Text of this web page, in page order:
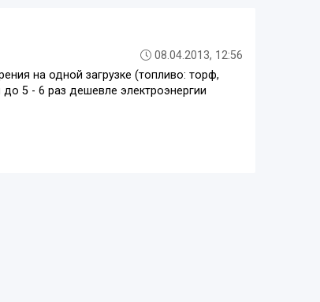
08.04.2013, 12:56
на одной загрузке (топливо: торф,
5 - 6 раз дешевле электроэнергии